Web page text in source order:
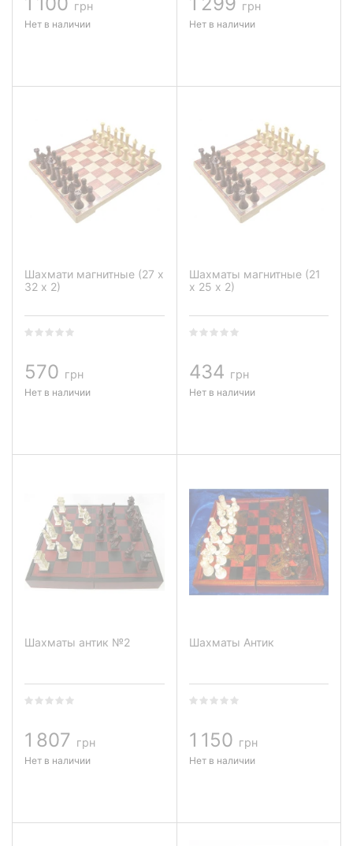
грн
Нет в наличии
грн
Нет в наличии
Шахмати магнитные (27 х
32 х 2)
570 грн
Нет в наличии
Шахматы магнитные (21
х 25 х 2)
434 грн
Нет в наличии
Шахматы антик №2
1 807 грн
Нет в наличии
Шахматы Антик
1 150 грн
Нет в наличии